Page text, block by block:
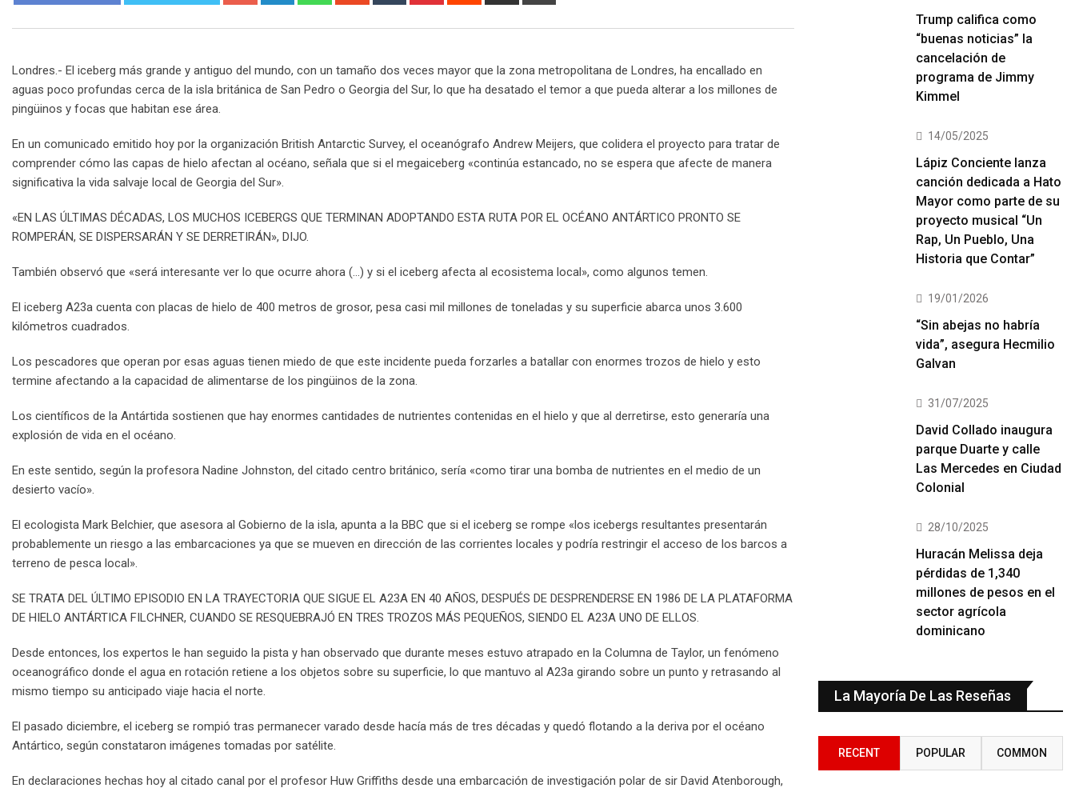
Londres.- El iceberg más grande y antiguo del mundo, con un tamaño dos veces mayor que la zona metropolitana de Londres, ha encallado en
aguas poco profundas cerca de la isla británica de San Pedro o Georgia del Sur, lo que ha desatado el temor a que pueda alterar a los millones de
pingüinos y focas que habitan ese área.
En un comunicado emitido hoy por la organización British Antarctic Survey, el oceanógrafo Andrew Meijers, que colidera el proyecto para tratar de
comprender cómo las capas de hielo afectan al océano, señala que si el megaiceberg «continúa estancado, no se espera que afecte de manera
significativa la vida salvaje local de Georgia del Sur».
«EN LAS ÚLTIMAS DÉCADAS, LOS MUCHOS ICEBERGS QUE TERMINAN ADOPTANDO ESTA RUTA POR EL OCÉANO ANTÁRTICO PRONTO SE
ROMPERÁN, SE DISPERSARÁN Y SE DERRETIRÁN», DIJO.
También observó que «será interesante ver lo que ocurre ahora (…) y si el iceberg afecta al ecosistema local», como algunos temen.
El iceberg A23a cuenta con placas de hielo de 400 metros de grosor, pesa casi mil millones de toneladas y su superficie abarca unos 3.600
kilómetros cuadrados.
Los pescadores que operan por esas aguas tienen miedo de que este incidente pueda forzarles a batallar con enormes trozos de hielo y esto
termine afectando a la capacidad de alimentarse de los pingüinos de la zona.
Los científicos de la Antártida sostienen que hay enormes cantidades de nutrientes contenidas en el hielo y que al derretirse, esto generaría una
explosión de vida en el océano.
En este sentido, según la profesora Nadine Johnston, del citado centro británico, sería «como tirar una bomba de nutrientes en el medio de un
desierto vacío».
El ecologista Mark Belchier, que asesora al Gobierno de la isla, apunta a la BBC que si el iceberg se rompe «los icebergs resultantes presentarán
probablemente un riesgo a las embarcaciones ya que se mueven en dirección de las corrientes locales y podría restringir el acceso de los barcos a
terreno de pesca local».
SE TRATA DEL ÚLTIMO EPISODIO EN LA TRAYECTORIA QUE SIGUE EL A23A EN 40 AÑOS, DESPUÉS DE DESPRENDERSE EN 1986 DE LA PLATAFORMA
DE HIELO ANTÁRTICA FILCHNER, CUANDO SE RESQUEBRAJÓ EN TRES TROZOS MÁS PEQUEÑOS, SIENDO EL A23A UNO DE ELLOS.
Desde entonces, los expertos le han seguido la pista y han observado que durante meses estuvo atrapado en la Columna de Taylor, un fenómeno
oceanográfico donde el agua en rotación retiene a los objetos sobre su superficie, lo que mantuvo al A23a girando sobre un punto y retrasando al
mismo tiempo su anticipado viaje hacia el norte.
El pasado diciembre, el iceberg se rompió tras permanecer varado desde hacía más de tres décadas y quedó flotando a la deriva por el océano
Antártico, según constataron imágenes tomadas por satélite.
En declaraciones hechas hoy al citado canal por el profesor Huw Griffiths desde una embarcación de investigación polar de sir David Atenborough,
Trump califica como
“buenas noticias” la
cancelación de
programa de Jimmy
Kimmel
14/05/2025
Lápiz Conciente lanza
canción dedicada a Hato
Mayor como parte de su
proyecto musical “Un
Rap, Un Pueblo, Una
Historia que Contar”
19/01/2026
“Sin abejas no habría
vida”, asegura Hecmilio
Galvan
31/07/2025
David Collado inaugura
parque Duarte y calle
Las Mercedes en Ciudad
Colonial
28/10/2025
Huracán Melissa deja
pérdidas de 1,340
millones de pesos en el
sector agrícola
dominicano
La Mayoría De Las Reseñas
RECENT POPULAR COMMON